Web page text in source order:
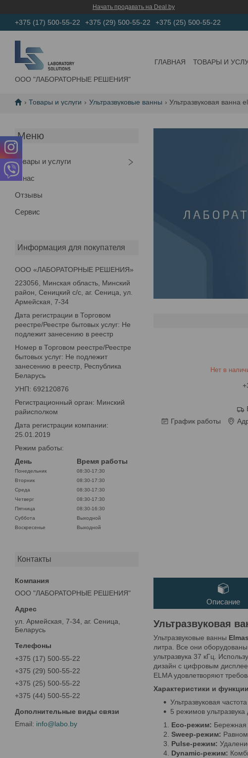
Начать продавать на Deal.by
+375 (17) 500-55-22 +375 (29) 500-55-22 +375 (25) 500-55-22
ООО "ЛАБОРАТОРНЫЕ РЕШЕНИЯ"
ГЛАВНАЯ ТОВАРЫ И
Товары и услуги Ультразвуковые ванны Ультразвуковая ванна
Товары и услуги
О нас
Отзывы
Сервис
Информация для покупателя
ООО «ЛАБОРАТОРНЫЕ РЕШЕНИЯ»
223056, Минская область, Минский
район, Сеницкий с/с, аг. Сеница, ул.
Армейская, 7-34
Дата регистрации в Торговом
реестре/Реестре бытовых услуг: Не
подлежит занесению в реестр
Номер в Торговом реестре/Реестре
бытовых услуг: Не подлежит
занесению в реестр, Республика
Беларусь
УНП: 692120876
Регистрационный орган: Минский
райисполком
Дата регистрации компании:
25.01.2019
Режим работы:
День
Время работы
Понедельник
08:30-17:30
Вторник
08:30-17:30
Среда
08:30-17:30
Четверг
08:30-17:30
Пятница
08:30-16:30
Суббота
Выходной
Воскресенье
Выходной
Контакты
ООО "ЛАБОРАТОРНЫЕ РЕШЕНИЯ"
ул. Армейская, 7-34, аг. Сеница,
Беларусь
+375 (17) 500-55-22
+375 (29) 500-55-22
+375 (25) 500-55-22
+375 (44) 500-55-22
info@labo.by
Нет в
График работы
Описание
Ультразвуковая
Ультразвуковые ванны
литра. Все они
ультразвука 37 кГц.
дизайн с цифровым
ELMA удовлетворяют
Характеристики и
Ультразвуковая
5 режимов
Eco-режим: Бережная
Sweep-режим:
Pulse-режим:
Dynamic-режим: